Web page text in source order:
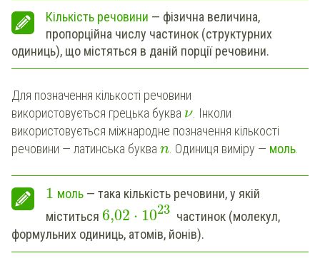
Кількість речовини — фізична величина,
пропорційна числу частинок (структурних
одиниць), що містяться в даній порції речовини.
Для позначення кількості речовини
використовується грецька буква ν. Інколи
використовується міжнародне позначення кількості
речовини — латинська буква n . Одиниця виміру — моль
1 моль— така кількість речовини, у якій
міститься 6,02 ⋅ 1023 частинок (молекул,
формульних одиниць, атомів, йонів).